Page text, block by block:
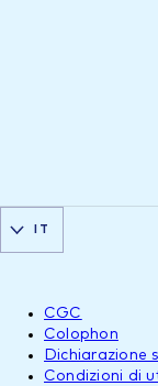
CGC
Colophon
Dichiarazione
Condizioni di
IT